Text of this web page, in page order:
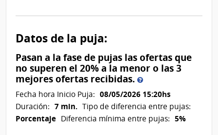
Datos de la puja:
Pasan a la fase de pujas las ofertas que
no superen el 20% a la menor o las 3
mejores ofertas recibidas. Pasan
a
la
fase
de
Fecha hora Inicio Puja: 08/05/2026 15:20hs
Duración: 7 min. Tipo de diferencia entre pujas:
Porcentaje Diferencia mínima entre pujas: 5%